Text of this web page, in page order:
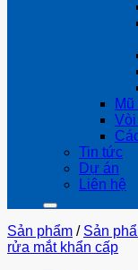
Vòi
Tin tức
Dự án
Liên hệ
Sản phẩm / Sản
rửa mắt khẩn cấp